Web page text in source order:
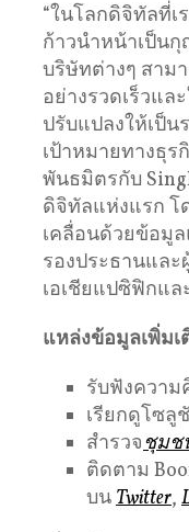
“ในโลกดิจิทัลที่เ
ก้าวนำหน้าเป็น
บริษัทต่างๆ สาม
อย่างรวดเร็วแล
ปรับแปลงให้เป็
เป้าหมายทางธุร
พันธมิตรกับ
ดิจิทัลแห่งแรก โ
เคลื่อนด้วยข้อมูล
รองประธานแล
เอเชียแปซิฟิกแ
แหล่งข้อมูลเพิ่มเ
รับฟังความ
เรียกดูโซลู
สำรวจชุมช
ติดตาม
บนTwitter,